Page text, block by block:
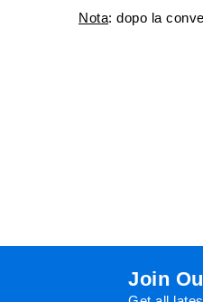
Nota: dopo la
Join